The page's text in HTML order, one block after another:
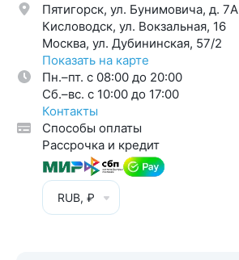
Пятигорск, ул. Бунимовича, д. 7A
Кисловодск, ул. Вокзальная, 16
Москва, ул. Дубининская, 57/2
Показать на карте
Пн.–пт. с 08:00 до 20:00
Cб.–вс. с 10:00 до 17:00
Контакты
Способы оплаты
Рассрочка и кредит
RUB, ₽